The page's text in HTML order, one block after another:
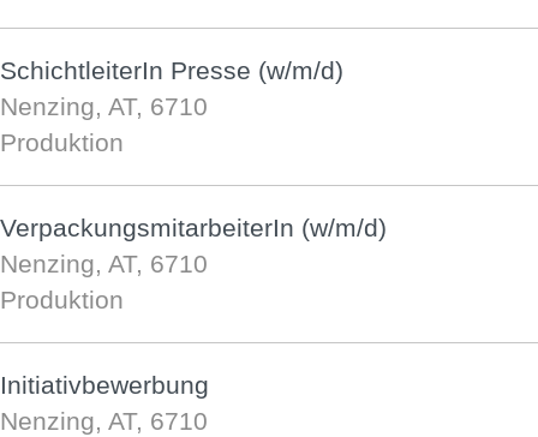
SchichtleiterIn Presse (w/m/d)
Nenzing, AT, 6710
Produktion
VerpackungsmitarbeiterIn (w/m/d)
Nenzing, AT, 6710
Produktion
Initiativbewerbung
Nenzing, AT, 6710